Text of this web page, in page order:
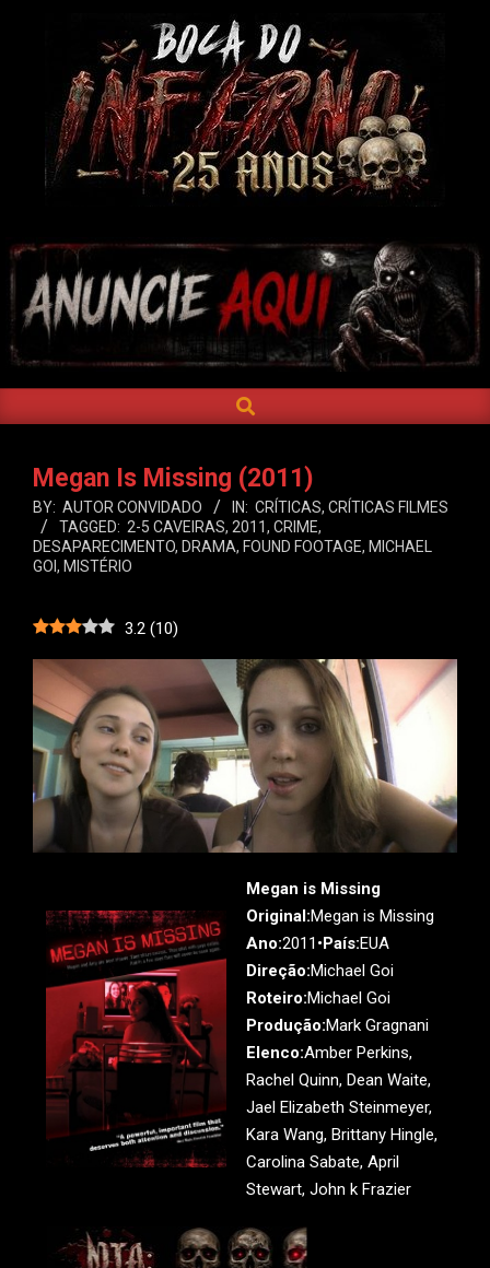
DO
INFERNO
Navigation
SEARCH
Megan Is Missing (2011)
BY: AUTOR CONVIDADO IN: CRÍTICAS, CRÍTICAS FILMES
TAGGED: 2-5 CAVEIRAS, 2011, CRIME,
DESAPARECIMENTO, DRAMA, FOUND FOOTAGE, MICHAEL
GOI , MISTÉRIO
3.2 (10)
Megan is Missing
Original:Megan is Missing
Ano:2011• País:EUA
Direção:Michael Goi
Roteiro:Michael Goi
Produção:Mark Gragnani
Elenco:Amber Perkins,
Rachel Quinn, Dean Waite,
Jael Elizabeth Steinmeyer,
Kara Wang, Brittany Hingle,
Carolina Sabate, April
Stewart, John k Frazier